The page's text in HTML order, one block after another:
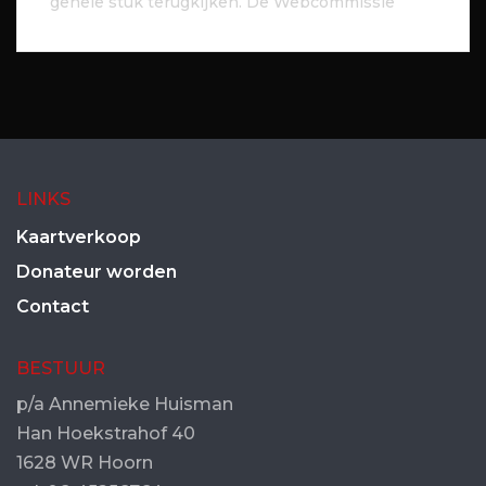
LINKS
Kaartverkoop
Donateur worden
Contact
BESTUUR
p/a Annemieke Huisman
Han Hoekstrahof 40
1628 WR Hoorn